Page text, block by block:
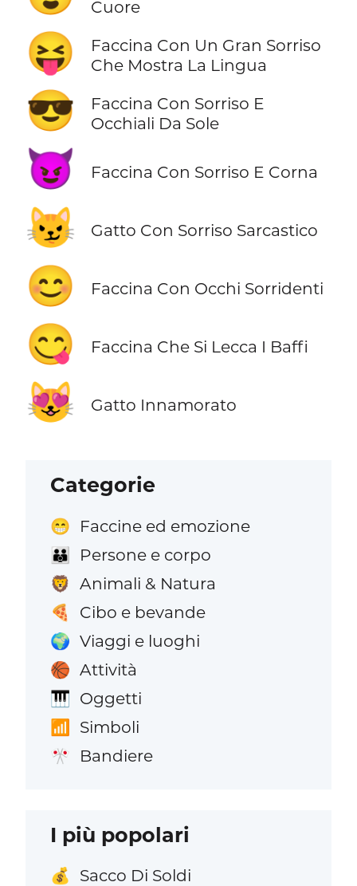
Cuore
😝
Faccina Con Un Gran Sorriso
Che Mostra La Lingua
😎
Faccina Con Sorriso E
Occhiali Da Sole
😈 Faccina Con Sorriso E Corna
😼 Gatto Con Sorriso Sarcastico
😊 Faccina Con Occhi Sorridenti
😋 Faccina Che Si Lecca I Baffi
😻 Gatto Innamorato
Categorie
😁 Faccine ed emozione
👪 Persone e corpo
🦁 Animali & Natura
🍕 Cibo e bevande
🌍 Viaggi e luoghi
🏀 Attività
🎹 Oggetti
📶 Simboli
🎌 Bandiere
I più popolari
💰 Sacco Di Soldi